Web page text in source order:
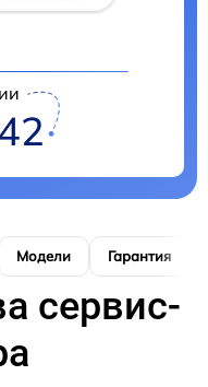
Модели Гарантия
сервис-